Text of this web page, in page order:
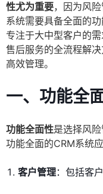
性尤为重要，因为风
系统需要具备全面的
专注于大中型客户的
售后服务的全流程解
高效管理。
一、功能全
功能全面性是选择风
功能全面的CRM系统
客户管理：包括客